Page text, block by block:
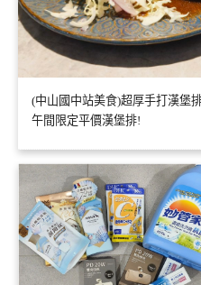
(中山國中站美食)超厚手打漢堡
午間限定平價漢堡排!